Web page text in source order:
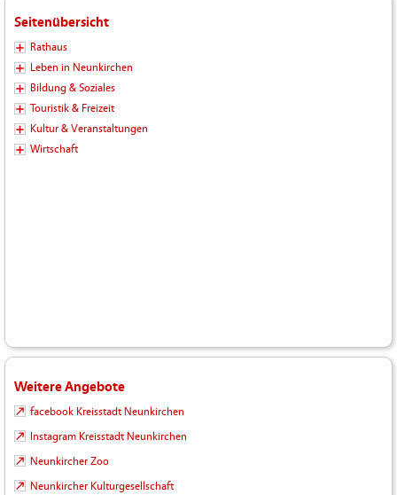
Seitenübersicht
Rathaus
Leben in Neunkirchen
Bildung & Soziales
Touristik & Freizeit
Kultur & Veranstaltungen
Wirtschaft
Weitere Angebote
facebook Kreisstadt Neunkirchen
Instagram Kreisstadt Neunkirchen
Neunkircher Zoo
Neunkircher Kulturgesellschaft